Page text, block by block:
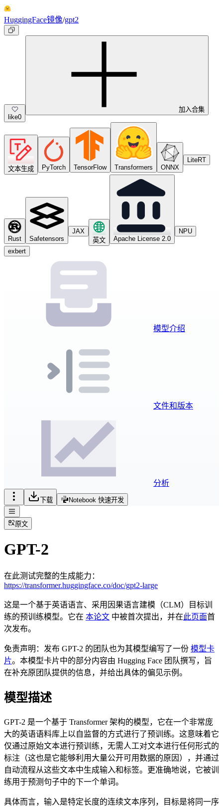
HuggingFace镜像/gpt2
like0
加入合集
文本生成 PyTorch TensorFlow Transformers ONNX
LiteRT
Rust Safetensors
JAX
英文
Apache License 2.0
NPU
exbert
模型介绍
文件和版本
分析
下载 Notebook 快速开发
原文
GPT-2
在此测试完整的生成能力：
https://transformer.huggingface.co/doc/gpt2-large
这是一个基于英语语言、采用因果语言建模（CLM）目标训
练的预训练模型。它在 本论文 中被首次提出，并在此页面首
次发布。
免责声明：发布 GPT-2 的团队也为其模型编写了一份 模型卡
片。本模型卡片中的部分内容由 Hugging Face 团队撰写，旨
在补充原团队提供的信息，并给出具体的偏见示例。
模型描述
GPT-2 是一个基于 Transformer 架构的模型，它在一个非常庞
大的英语语料库上以自监督的方式进行了预训练。这意味着它
仅通过原始文本进行预训练，无需人工对文本进行任何形式的
标注（这也是它能够利用大量公开可用数据的原因），并通过
自动流程从这些文本中生成输入和标签。更准确地说，它被训
练用于预测句子中的下一个单词。
具体而言，输入是特定长度的连续文本序列，目标是将同一序